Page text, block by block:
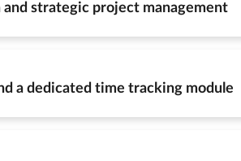
strategic project management
a dedicated time tracking module